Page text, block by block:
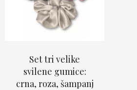
Set tri velike
svilene gumice:
crna, roza, šampanj